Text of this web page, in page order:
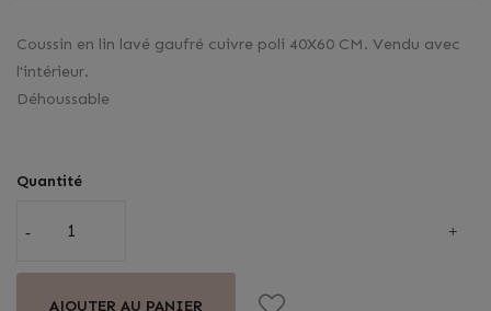
Coussin en lin lavé gaufré cuivre poli 40X60 CM. Vendu avec
l'intérieur.
Déhoussable
Quantité
AJOUTER AU PANIER